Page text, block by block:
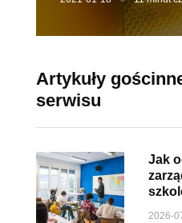
Artykuły
serwisu
Jak
2026-